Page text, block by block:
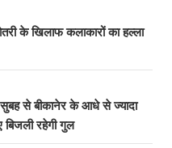
के खिलाफ कलाकारों का हल्ला
से बीकानेर के आधे से ज्यादा
बिजली रहेगी गुल